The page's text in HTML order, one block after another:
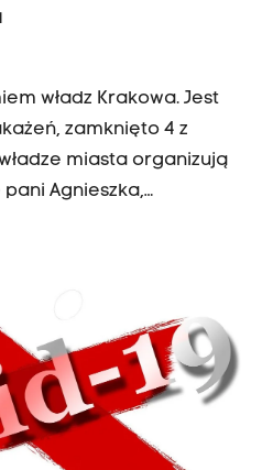
władz Krakowa. Jest
zamknięto 4 z
miasta organizują
pani Agnieszka,